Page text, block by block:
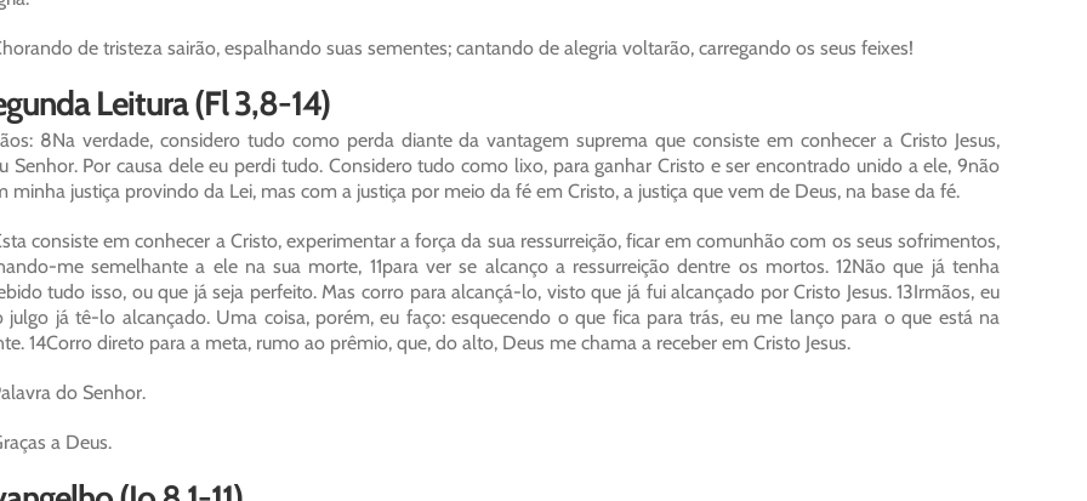
de tristeza sairão, espalhando suas sementes; cantando de alegria voltarão, carregando os seus feixes!
Leitura (Fl 3,8-14)
8Na verdade, considero tudo como perda diante da vantagem suprema que consiste em conhecer a Cristo Jesus,
Senhor. Por causa dele eu perdi tudo. Considero tudo como lixo, para ganhar Cristo e ser encontrado unido a ele, 9não
minha justiça provindo da Lei, mas com a justiça por meio da fé em Cristo, a justiça que vem de Deus, na base da fé.
consiste em conhecer a Cristo, experimentar a força da sua ressurreição, ficar em comunhão com os seus sofrimentos,
me semelhante a ele na sua morte, 11para ver se alcanço a ressurreição dentre os mortos. 12Não que já tenha
tudo isso, ou que já seja perfeito. Mas corro para alcançá-lo, visto que já fui alcançado por Cristo Jesus. 13Irmãos, eu
julgo já tê-lo alcançado. Uma coisa, porém, eu faço: esquecendo o que fica para trás, eu me lanço para o que está na
14Corro direto para a meta, rumo ao prêmio, que, do alto, Deus me chama a receber em Cristo Jesus.
do Senhor.
a Deus.